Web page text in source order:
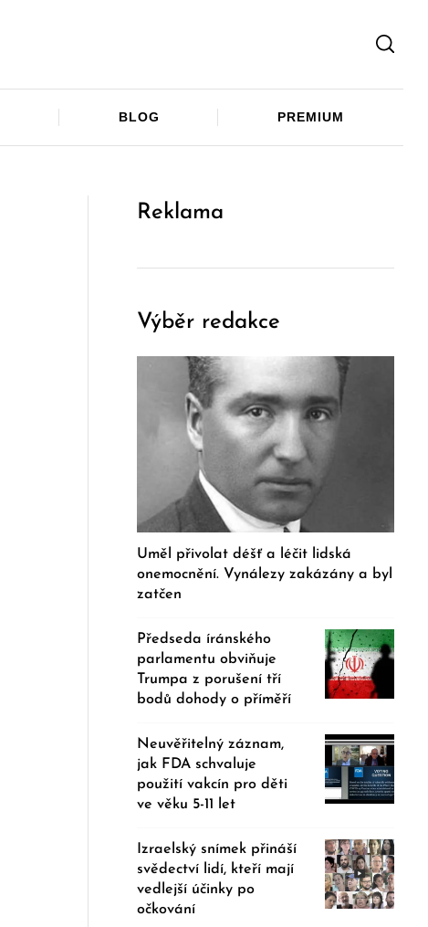
BLOG PREMIUM
Reklama
Výběr redakce
Uměl přivolat déšť a léčit lidská
onemocnění. Vynálezy zakázány a byl
zatčen
Předseda íránského
parlamentu obviňuje
Trumpa z porušení tří
bodů dohody o příměří
Neuvěřitelný záznam,
jak FDA schvaluje
použití vakcín pro děti
ve věku 5-11 let
Izraelský snímek přináší
svědectví lidí, kteří mají
vedlejší účinky po
očkování